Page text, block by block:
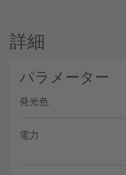
詳細
パラメーター
発光色
電力